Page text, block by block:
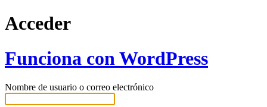
Acceder
Funciona con WordPress
Nombre de usuario o correo electrónico